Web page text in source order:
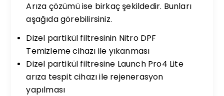
Arıza çözümü ise birkaç şekildedir. Bunları
aşağıda görebilirsiniz.
Dizel partikül filtresinin Nitro DPF
Temizleme cihazı ile yıkanması
Dizel partikül filtresine Launch Pro4 Lite
arıza tespit cihazı ile rejenerasyon
yapılması